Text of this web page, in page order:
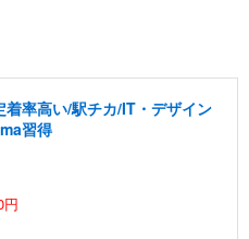
率高い/駅チカ/IT・デザイン
習得
円